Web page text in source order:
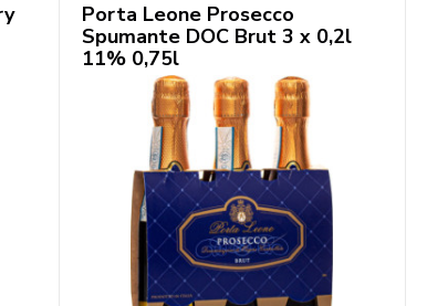
Porta Leone Prosecco
Spumante DOC Brut 3 x 0,2l
11% 0,75l